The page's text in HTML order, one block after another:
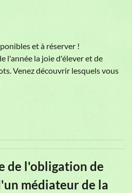
et à réserver !
l'année la joie d'élever et de
Venez découvrir lesquels vous
de l'obligation de
médiateur de la